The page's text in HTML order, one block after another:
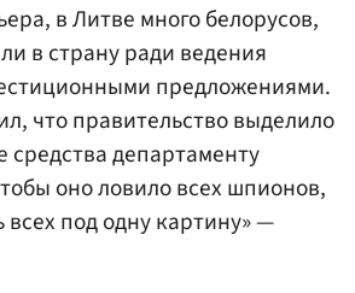
в Литве много белорусов,
в страну ради ведения
предложениями.
что правительство выделило
департаменту
оно ловило всех шпионов,
всех под одну картину» —